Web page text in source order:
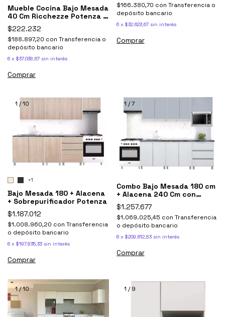
Mueble Cocina Bajo Mesada
40 Cm Ricchezze Potenza 3
Cajones
$222.232
$188.897,20 con Transferencia o
depósito bancario
6 x $37.038,67 sin interés
Comprar
$166.380,70 con Transferencia o
depósito bancario
6 x $32.623,67 sin interés
Comprar
1 /10
+1
Bajo Mesada 180 + Alacena
+ Sobrepurificador Potenza
$1.187.012
$1.008.960,20 con Transferencia
o depósito bancario
6 x $197.835,33 sin interés
Comprar
1 /7
Combo Bajo Mesada 180 cm
+ Alacena 240 Cm con
porta microondas y
sobrepurificador Potenza
Blanco Y Gris
$1.257.677
$1.069.025,45 con Transferencia
o depósito bancario
6 x $209.612,83 sin interés
Comprar
1/10 1 /9